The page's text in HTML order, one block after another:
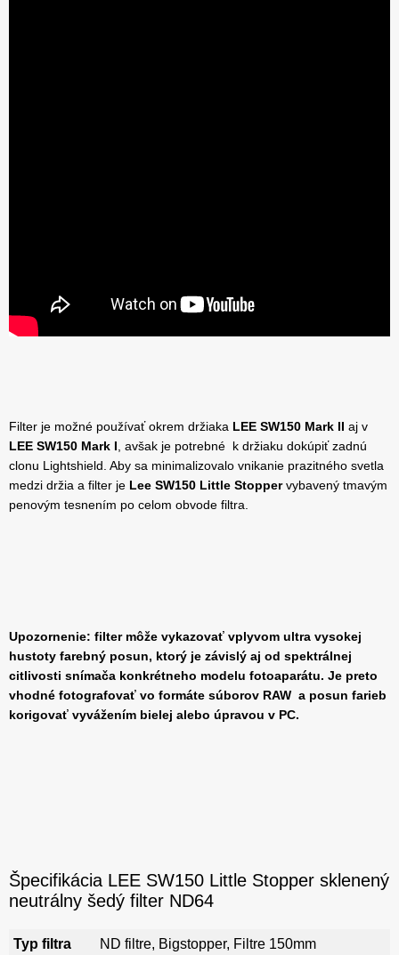
Filter je možné používať okrem držiaka LEE SW150 Mark II aj v
LEE SW150 Mark I , avšak je potrebné k držiaku dokúpiť zadnú
clonu Lightshield. Aby sa minimalizovalo vnikanie prazitného svetla
medzi držia a filter je Lee SW150 Little Stoppervybavený tmavým
penovým tesnením po celom obvode filtra.
Upozornenie: filter môže vykazovať vplyvom ultra vysokej
hustoty farebný posun, ktorý je závislý aj od spektrálnej
citlivosti snímača konkrétneho modelu fotoaparátu. Je preto
vhodné fotografovať vo formáte súborov RAW a posun farieb
korigovať vyvážením bielej alebo úpravou v PC.
Špecifikácia LEE SW150 Little Stopper sklenený
neutrálny šedý filter ND64
Typ filtra ND filtre, Bigstopper, Filtre 150mm